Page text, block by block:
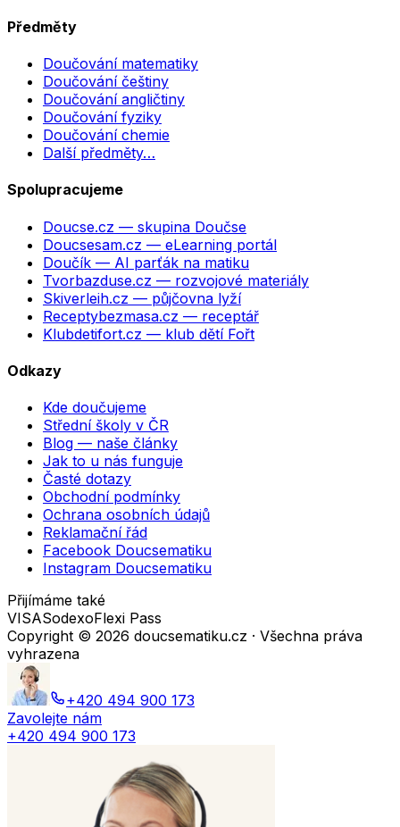
Předměty
Doučování matematiky
Doučování češtiny
Doučování angličtiny
Doučování fyziky
Doučování chemie
Další předměty…
Spolupracujeme
Doucse.cz — skupina Doučse
Doucsesam.cz — eLearning portál
Doučík — AI parťák na matiku
Tvorbazduse.cz — rozvojové materiály
Skiverleih.cz — půjčovna lyží
Receptybezmasa.cz — receptář
Klubdetifort.cz — klub dětí Fořt
Odkazy
Kde doučujeme
Střední školy v ČR
Blog — naše články
Jak to u nás funguje
Časté dotazy
Obchodní podmínky
Ochrana osobních údajů
Reklamační řád
Facebook Doucsematiku
Instagram Doucsematiku
Přijímáme také
VISASodexoFlexi Pass
Copyright © 2026 doucsematiku.cz · Všechna práva
vyhrazena
+420 494 900 173
Zavolejte nám
+420 494 900 173